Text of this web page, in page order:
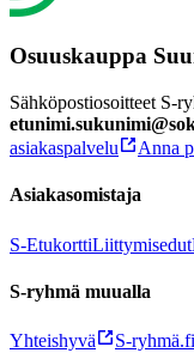
Osuuskauppa
Sähköpostiosoitteet S-
asiakaspalvelu
Anna
Asiakasomistaja
S-EtukorttiLiittymisedut
S-ryhmä muualla
Yhteishyvä S-ryhmä.fi